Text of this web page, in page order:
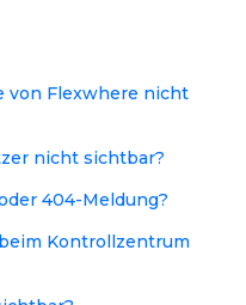
von Flexwhere nicht
nicht sichtbar?
404-Meldung?
Kontrollzentrum